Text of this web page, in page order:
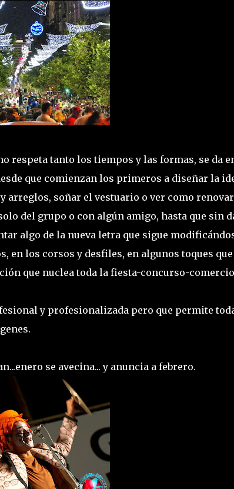
respeta tanto los tiempos y las formas, se da
que comienzan los primeros a diseñar la
arreglos, soñar el vestuario o ver como renovar
del grupo o con algún amigo, hasta que sin
algo de la nueva letra que sigue
en los corsos y desfiles, en algunos toques
que nuclea toda la fiesta-concurso-
y profesionalizada pero que permite
se avecina... y anuncia a febrero.